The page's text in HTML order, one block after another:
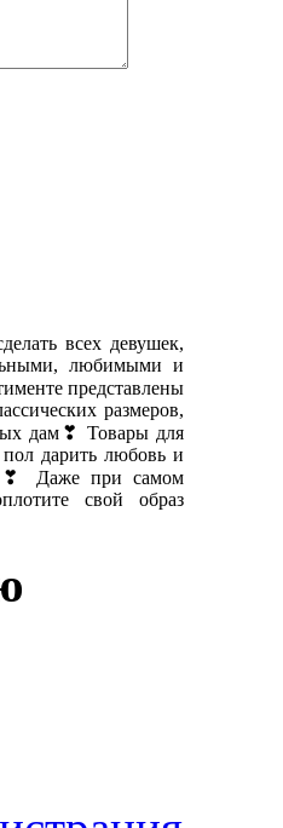
всех девушек,
любимыми и
представлены
размеров,
дам❣ Товары для
дарить любовь и
Даже при самом
свой образ